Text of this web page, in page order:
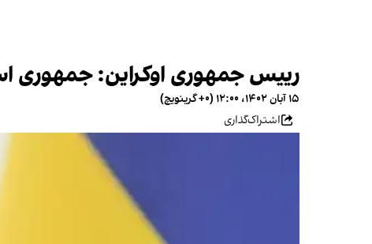
رییس جمهوری اوکراین: جمهوری
۱۵ آبان ۱۴۰۲، ۱۲:۰۰ (‎+۰ گرینویچ)
اشتراک‌گذاری